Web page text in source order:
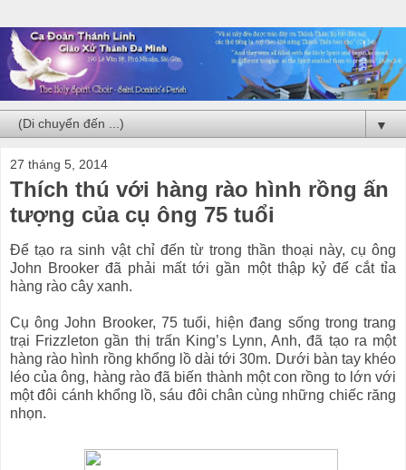
▼
27 tháng 5, 2014
Thích thú với hàng rào hình rồng ấn
tượng của cụ ông 75 tuổi
Để tạo ra sinh vật chỉ đến từ trong thần thoại này, cụ ông
John Brooker đã phải mất tới gần một thập kỷ để cắt tỉa
hàng rào cây xanh.
Cụ ông John Brooker, 75 tuổi, hiện đang sống trong trang
trại Frizzleton gần thị trấn King’s Lynn, Anh, đã tạo ra một
hàng rào hình rồng khổng lồ dài tới 30m. Dưới bàn tay khéo
léo của ông, hàng rào đã biến thành một con rồng to lớn với
một đôi cánh khổng lồ, sáu đôi chân cùng những chiếc răng
nhọn.